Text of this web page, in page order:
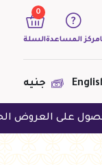
مركز المساعدة
0
السلة
فى الوقت
جنيه
الحصرية